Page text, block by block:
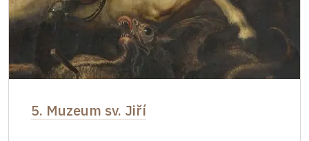
5. Muzeum sv. Jiří